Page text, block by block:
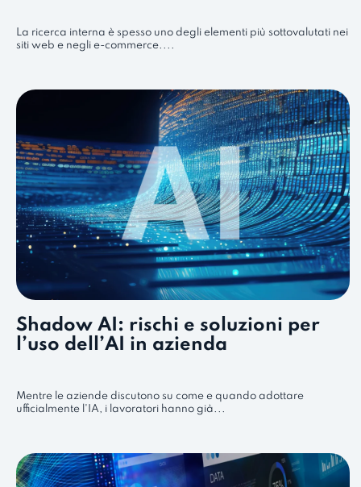
La ricerca interna è spesso uno degli elementi più sottovalutati nei
siti web e negli e-commerce....
Shadow AI: rischi e soluzioni per
l’uso dell’AI in azienda
Mentre le aziende discutono su come e quando adottare
ufficialmente l'IA, i lavoratori hanno già...